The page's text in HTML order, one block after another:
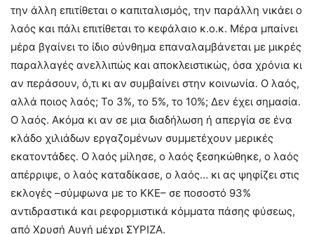
την άλλη επιτίθεται ο καπιταλισμός, την παράλλη νικάει ο
λαός και πάλι επιτίθεται το κεφάλαιο κ.ο.κ. Μέρα μπαίνει
μέρα βγαίνει το ίδιο σύνθημα επαναλαμβάνεται με μικρές
παραλλαγές ανελλιπώς και αποκλειστικώς, όσα χρόνια κι
αν περάσουν, ό,τι κι αν συμβαίνει στην κοινωνία. Ο λαός,
αλλά ποιος λαός; Το 3%, το 5%, το 10%; Δεν έχει σημασία.
Ο λαός. Ακόμα κι αν σε μια διαδήλωση ή απεργία σε ένα
κλάδο χιλιάδων εργαζομένων συμμετέχουν μερικές
εκατοντάδες. Ο λαός μίλησε, ο λαός ξεσηκώθηκε, ο λαός
απέρριψε, ο λαός καταδίκασε, ο λαός… κι ας ψηφίζει στις
εκλογές –σύμφωνα με το ΚΚΕ– σε ποσοστό 93%
αντιδραστικά και ρεφορμιστικά κόμματα πάσης φύσεως,
από Χρυσή Αυγή μέχρι ΣΥΡΙΖΑ.